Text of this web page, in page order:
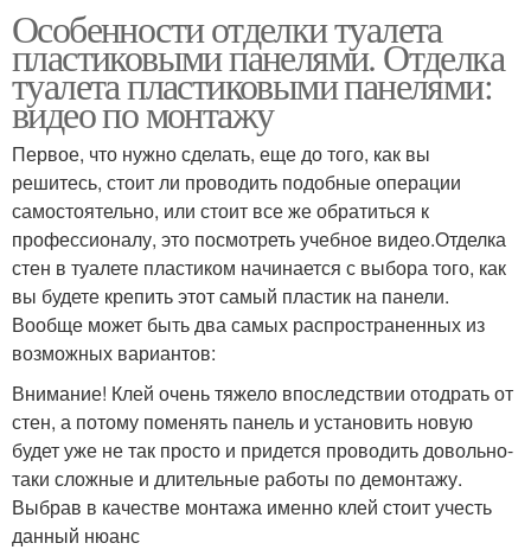
Особенности отделки туалета
пластиковыми панелями. Отделка
туалета пластиковыми панелями:
видео по монтажу
Первое, что нужно сделать, еще до того, как вы
решитесь, стоит ли проводить подобные операции
самостоятельно, или стоит все же обратиться к
профессионалу, это посмотреть учебное видео.Отделка
стен в туалете пластиком начинается с выбора того, как
вы будете крепить этот самый пластик на панели.
Вообще может быть два самых распространенных из
возможных вариантов:
Внимание! Клей очень тяжело впоследствии отодрать от
стен, а потому поменять панель и установить новую
будет уже не так просто и придется проводить довольно-
таки сложные и длительные работы по демонтажу.
Выбрав в качестве монтажа именно клей стоит учесть
данный нюанс